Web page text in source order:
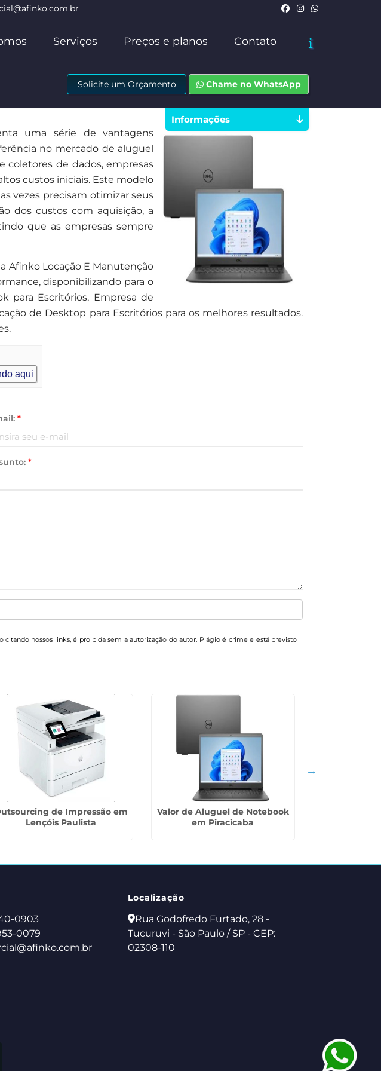
Serviços Preços e planos Contato
Solicite um Orçamento Chame no WhatsApp
uma série de vantagens
no mercado de aluguel
coletores de dados, empresas
custos iniciais. Este modelo
vezes precisam otimizar seus
dos custos com aquisição, a
que as empresas sempre
Afinko Locação E Manutenção
disponibilizando para o
para Escritórios, Empresa de
de Desktop para Escritórios para os melhores resultados.
aqui
*
*
nossos links, é proibida sem a autorização do autor. Plágio é crime e está previsto
Informações
de Impressão em
Lençóis Paulista
Valor de Aluguel de Notebook
em Piracicaba
0903
0079
Localização
Rua Godofredo Furtado, 28 -
Tucuruvi - São Paulo / SP - CEP:
02308-110